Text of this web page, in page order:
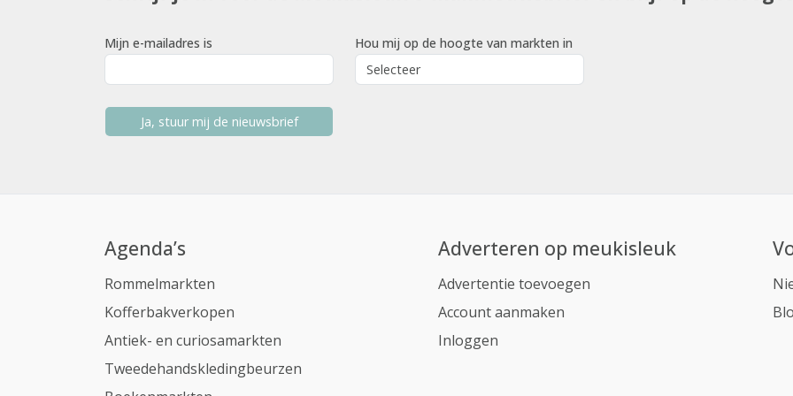
Mijn e-mailadres is Hou mij op de hoogte van markten in
Ja, stuur mij de nieuwsbrief
Agenda’s
Rommelmarkten
Kofferbakverkopen
Antiek- en curiosamarkten
Tweedehandskledingbeurzen
Adverteren op meukisleuk
Advertentie toevoegen
Account aanmaken
Inloggen